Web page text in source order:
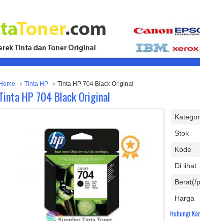
Home Tinta HP Tinta HP 704 Black Original
HP 704 Black Original
Stok
Kode
Di lihat
Berat(/
Harga
Hubungi